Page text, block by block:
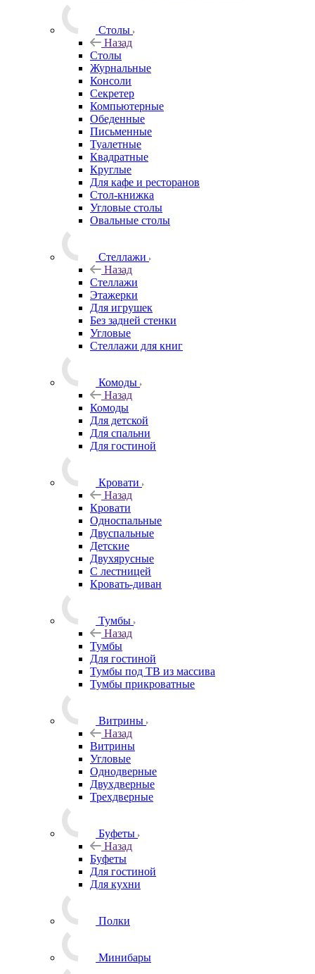
Столы
Назад
Столы
Журнальные
Консоли
Секретер
Компьютерные
Обеденные
Письменные
Туалетные
Квадратные
Круглые
Для кафе и ресторанов
Стол-книжка
Угловые столы
Овальные столы
Стеллажи
Назад
Стеллажи
Этажерки
Для игрушек
Без задней стенки
Угловые
Стеллажи для книг
Комоды
Назад
Комоды
Для детской
Для спальни
Для гостиной
Кровати
Назад
Кровати
Односпальные
Двуспальные
Детские
Двухярусные
С лестницей
Кровать-диван
Тумбы
Назад
Тумбы
Для гостиной
Тумбы под ТВ из массива
Тумбы прикроватные
Витрины
Назад
Витрины
Угловые
Однодверные
Двухдверные
Трехдверные
Буфеты
Назад
Буфеты
Для гостиной
Для кухни
Полки
Минибары